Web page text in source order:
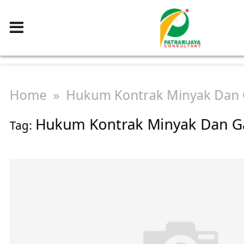
Home » Hukum Kontrak Minyak Dan
Tag: Hukum Kontrak Minyak Dan